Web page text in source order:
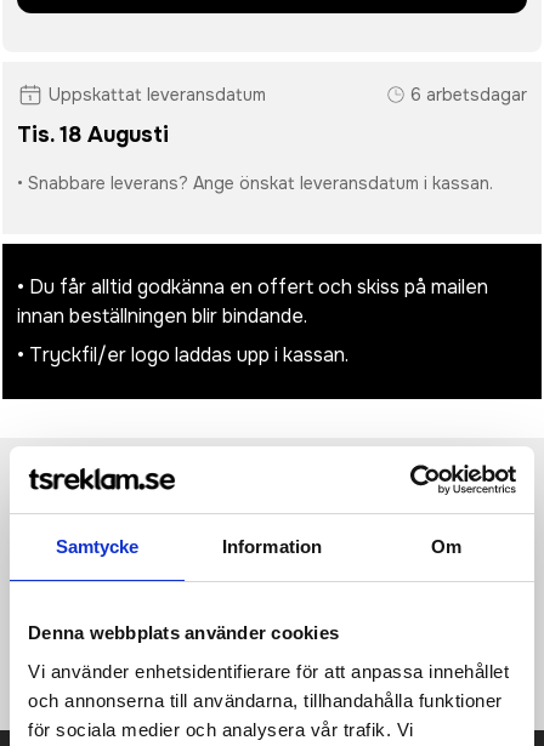
Samtycke Information Om
Denna webbplats använder cookies
Vi använder enhetsidentifierare för att anpassa innehållet
och annonserna till användarna, tillhandahålla funktioner
för sociala medier och analysera vår trafik. Vi
Uppskattat leveransdatum 6 arbetsdagar
Tis. 18 Augusti
• Snabbare leverans? Ange önskat leveransdatum i kassan.
• Du får alltid godkänna en offert och skiss på mailen
innan beställningen blir bindande.
• Tryckfil/er logo laddas upp i kassan.
Recensioner
typ C- och USB-A-ingångskontakter. Den bambu som används
kommer från ansvarsfulla källor.